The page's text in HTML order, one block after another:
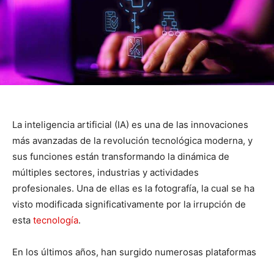
La inteligencia artificial (IA) es una de las innovaciones
más avanzadas de la revolución tecnológica moderna, y
sus funciones están transformando la dinámica de
múltiples sectores, industrias y actividades
profesionales. Una de ellas es la fotografía, la cual se ha
visto modificada significativamente por la irrupción de
esta tecnología.
En los últimos años, han surgido numerosas plataformas